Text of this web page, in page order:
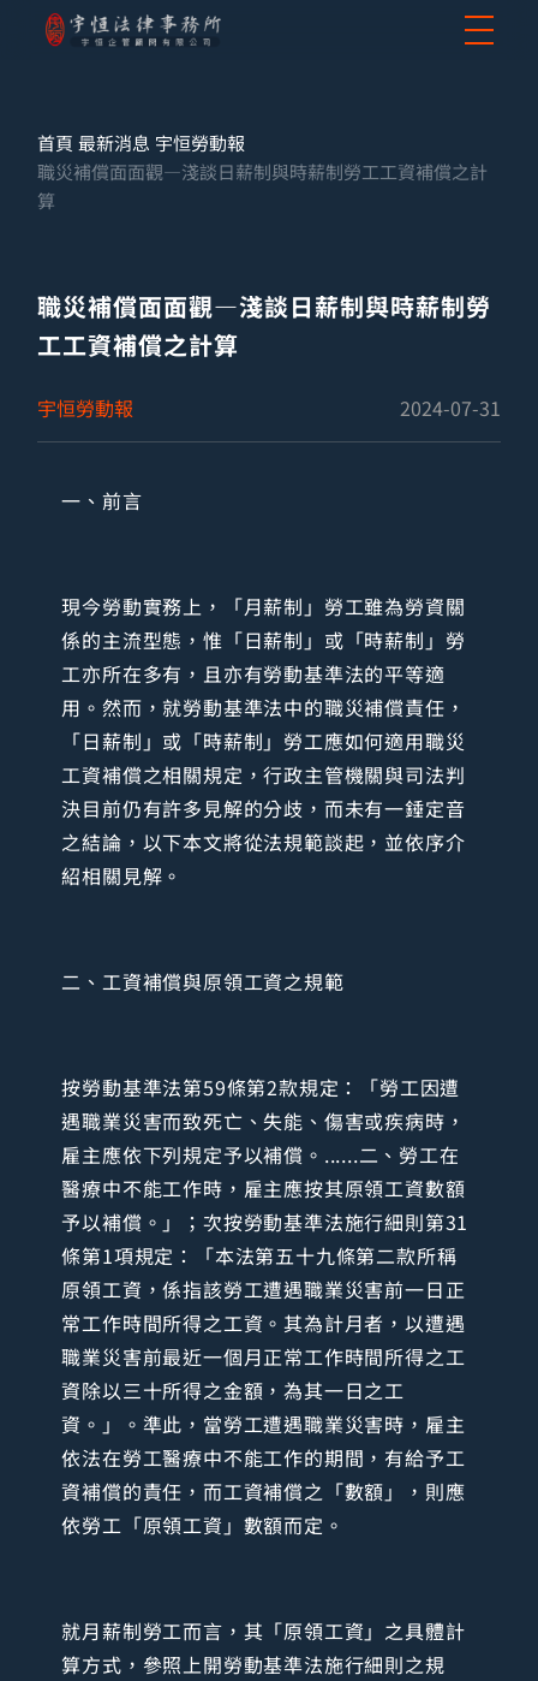
首頁 最新消息 宇恒勞動報
職災補償面面觀—淺談日薪制與時薪制勞工工資補償之計
算
職災補償面面觀—淺談日薪制與時薪制勞
工工資補償之計算
宇恒勞動報 2024-07-31
一、前言
現今勞動實務上，「月薪制」勞工雖為勞資關
係的主流型態，惟「日薪制」或「時薪制」勞
工亦所在多有，且亦有勞動基準法的平等適
用。然而，就勞動基準法中的職災補償責任，
「日薪制」或「時薪制」勞工應如何適用職災
工資補償之相關規定，行政主管機關與司法判
決目前仍有許多見解的分歧，而未有一錘定音
之結論，以下本文將從法規範談起，並依序介
紹相關見解。
二、工資補償與原領工資之規範
按勞動基準法第59條第2款規定：「勞工因遭
遇職業災害而致死亡、失能、傷害或疾病時，
雇主應依下列規定予以補償。......二、勞工在
醫療中不能工作時，雇主應按其原領工資數額
予以補償。」；次按勞動基準法施行細則第31
條第1項規定：「本法第五十九條第二款所稱
原領工資，係指該勞工遭遇職業災害前一日正
常工作時間所得之工資。其為計月者，以遭遇
職業災害前最近一個月正常工作時間所得之工
資除以三十所得之金額，為其一日之工
資。」。準此，當勞工遭遇職業災害時，雇主
依法在勞工醫療中不能工作的期間，有給予工
資補償的責任，而工資補償之「數額」，則應
依勞工「原領工資」數額而定。
就月薪制勞工而言，其「原領工資」之具體計
算方式，參照上開勞動基準法施行細則之規